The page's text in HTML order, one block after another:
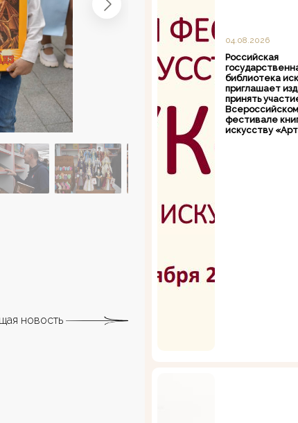
новость
04.08.2026
Российская
библиотека
приглашает
принять
Всероссийском
фестивале
искусству